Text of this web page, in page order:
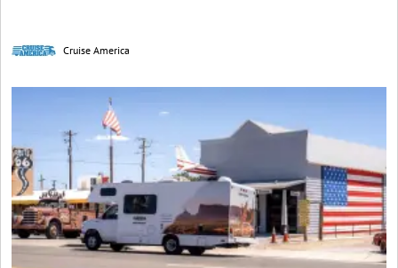
Cruise America